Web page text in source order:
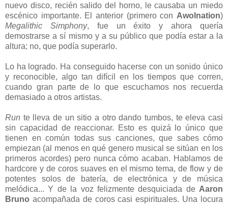
nuevo disco, recién salido del horno, le causaba un miedo
escénico importante. El anterior (primero con Awolnation)
Megalithic Simphony, fue un éxito y ahora quería
demostrarse a sí mismo y a su público que podía estar a la
altura; no, que podía superarlo.
Lo ha logrado. Ha conseguido hacerse con un sonido único
y reconocible, algo tan difícil en los tiempos que corren,
cuando gran parte de lo que escuchamos nos recuerda
demasiado a otros artistas.
Run te lleva de un sitio a otro dando tumbos, te eleva casi
sin capacidad de reaccionar. Esto es quizá lo único que
tienen en común todas sus canciones, que sabes cómo
empiezan (al menos en qué genero musical se sitúan en los
primeros acordes) pero nunca cómo acaban. Hablamos de
hardcore y de coros suaves en el mismo tema, de flow y de
potentes solos de batería, de electrónica y de música
melódica... Y de la voz felizmente desquiciada de Aaron
Bruno acompañada de coros casi espirituales. Una locura